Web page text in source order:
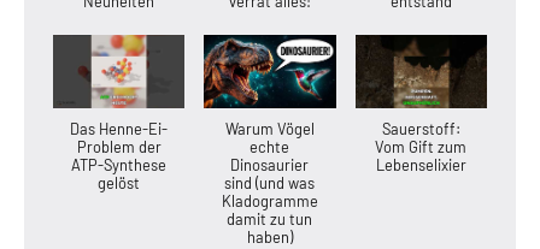
Das Henne-Ei-
Problem der
ATP-Synthese
gelöst
Warum Vögel
echte
Dinosaurier
sind (und was
Kladogramme
damit zu tun
haben)
Sauerstoff:
Vom Gift zum
Lebenselixier